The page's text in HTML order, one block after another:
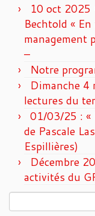
10 oct 2025
Bechtold «
management
–
Notre
Dimanche 4
lectures du
01/03/25 : «
de Pascale
Espillières)
Décembre
activités du